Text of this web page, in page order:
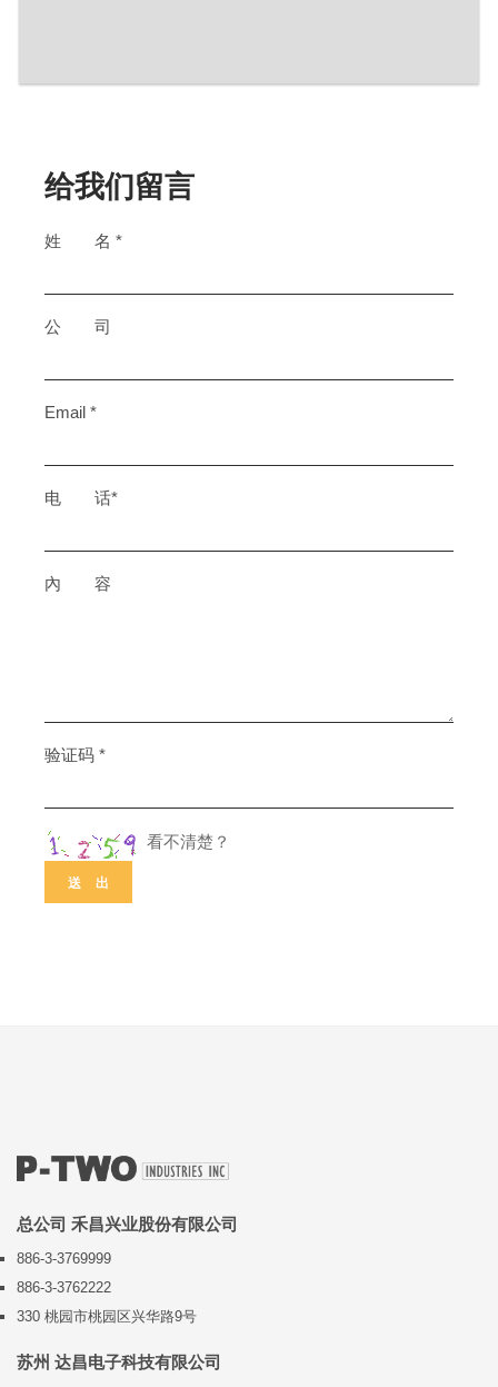
给我们留言
姓 名 *
公 司
Email *
电 话*
內 容
验证码 *
看不清楚？
送 出
总公司 禾昌兴业股份有限公司
886-3-3769999
886-3-3762222
330 桃园市桃园区兴华路9号
苏州 达昌电子科技有限公司